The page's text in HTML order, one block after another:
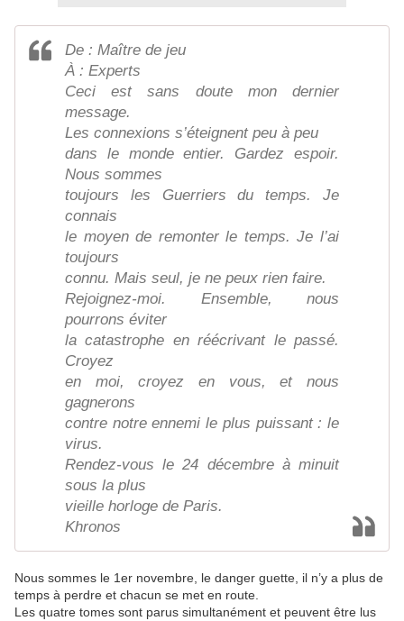
De : Maître de jeu
À : Experts
Ceci est sans doute mon dernier
message.
Les connexions s’éteignent peu à peu
dans le monde entier. Gardez espoir.
Nous sommes
toujours les Guerriers du temps. Je
connais
le moyen de remonter le temps. Je l’ai
toujours
connu. Mais seul, je ne peux rien faire.
Rejoignez-moi. Ensemble, nous
pourrons éviter
la catastrophe en réécrivant le passé.
Croyez
en moi, croyez en vous, et nous
gagnerons
contre notre ennemi le plus puissant : le
virus.
Rendez-vous le 24 décembre à minuit
sous la plus
vieille horloge de Paris.
Khronos
Nous sommes le 1er novembre, le danger guette, il n’y a plus de
temps à perdre et chacun se met en route.
Les quatre tomes sont parus simultanément et peuvent être lus